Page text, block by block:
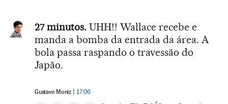
27 minutos. UHH!! Wallace recebe e
manda a bomba da entrada da área. A
bola passa raspando o travessão do
Japão.
Gustavo Moniz 17:06